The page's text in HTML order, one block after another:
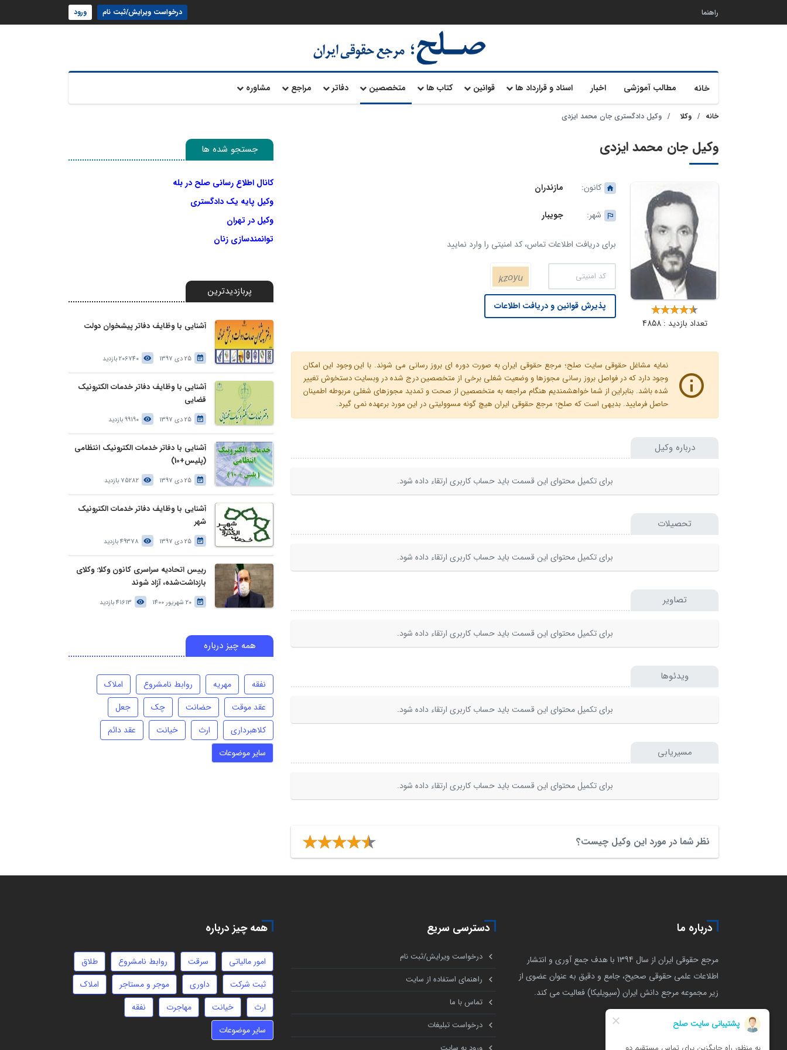
راهنما درخواست ویرایش/ثبت نام ورود
خانه مطالب آموزشی اخبار اسناد و قرارداد ها قوانین کتاب ها متخصصین دفاتر مراجع مشاوره
خانه وکلا وکیل دادگستری جان محمد ایزدی
وکیل جان محمد ایزدی
تعداد بازدید : 4858
کانون: مازندران
شهر: جویبار
برای دریافت اطلاعات تماس، کد امنیتی را وارد نمایید
پذیرش قوانین و دریافت اطلاعات
نمایه مشاغل حقوقی سایت صلح؛ مرجع حقوقی ایران به صورت دوره ای بروز رسانی می شوند. با این وجود این امکان
وجود دارد که در فواصل بروز رسانی مجوزها و وضعیت شغلی برخی از متخصصین درج شده در وبسایت دستخوش تغییر
شده باشد. بنابراین از شما خواهشمندیم هنگام مراجعه به متخصصین از صحت و تمدید مجوزهای شغلی مربوطه اطمینان
حاصل فرمایید. بدیهی است که صلح؛ مرجع حقوقی ایران هیچ گونه مسوولیتی در این مورد برعهده نمی گیرد.
درباره وکیل
برای تکمیل محتوای این قسمت باید حساب کاربری ارتقاء داده شود.
تحصیلات
برای تکمیل محتوای این قسمت باید حساب کاربری ارتقاء داده شود.
تصاویر
برای تکمیل محتوای این قسمت باید حساب کاربری ارتقاء داده شود.
ویدئوها
برای تکمیل محتوای این قسمت باید حساب کاربری ارتقاء داده شود.
مسیریابی
برای تکمیل محتوای این قسمت باید حساب کاربری ارتقاء داده شود.
نظر شما در مورد این وکیل چیست؟
جستجو شده ها
کانال اطلاع رسانی صلح در بله
وکیل پایه یک دادگستری
وکیل در تهران
توانمندسازی زنان
پربازدیدترین
آشنایی با وظایف دفاتر پیشخوان دولت
25 دی 1397 206740 بازدید
آشنایی با وظایف دفاتر خدمات الکترونیک
قضایی
25 دی 1397 99190 بازدید
آشنایی با دفاتر خدمات الکترونیک انتظامی
(پلیس+10)
25 دی 1397 75282 بازدید
آشنایی با وظایف دفاتر خدمات الکترونیک
شهر
25 دی 1397 49378 بازدید
رییس اتحادیه سراسری کانون وکلا: وکلای
بازداشت‌شده، آزاد شوند
20 شهریور 1400 41613 بازدید
همه چیز درباره
نفقه مهریه روابط نامشروع
املاک
عقد موقت
حضانت چک
جعل
کلاهبرداری
ارث خیانت
عقد دائم
سایر موضوعات
درباره ما
مرجع حقوقی ایران از سال 1394 با هدف جمع آوری و انتشار
اطلاعات علمی حقوقی صحیح، جامع و دقیق به عنوان عضوی از
زیر مجموعه مرجع دانش ایران (سیویلیکا) فعالیت می کند.
دسترسی سریع
درخواست ویرایش/ثبت نام
راهنمای استفاده از سایت
تماس با ما
درخواست تبلیغات
همه چیز درباره
امور مالیاتی سرقت روابط نامشروع
طلاق
ثبت شرکت
داوری موجر و مستاجر
املاک
ارث
خیانت مهاجرت
نفقه
سایر موضوعات